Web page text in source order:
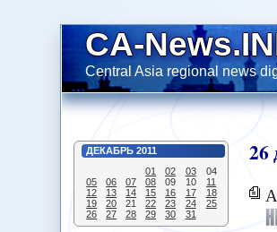
CA-
Central Asia regional news
ДЕКАБРЬ 2011
01
02 03
04
05
06 07 08 09 10
11
12
13 14 15 16 17
18
19
20 21 22 23 24
25
26
27 28 29 30 31
26